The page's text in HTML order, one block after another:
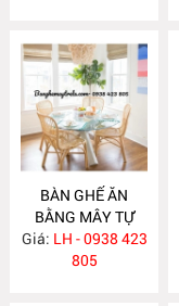
BÀN GHẾ ĂN
BẰNG MÂY TỰ
NHIÊN MA780
Giá: LH - 0938 423
805